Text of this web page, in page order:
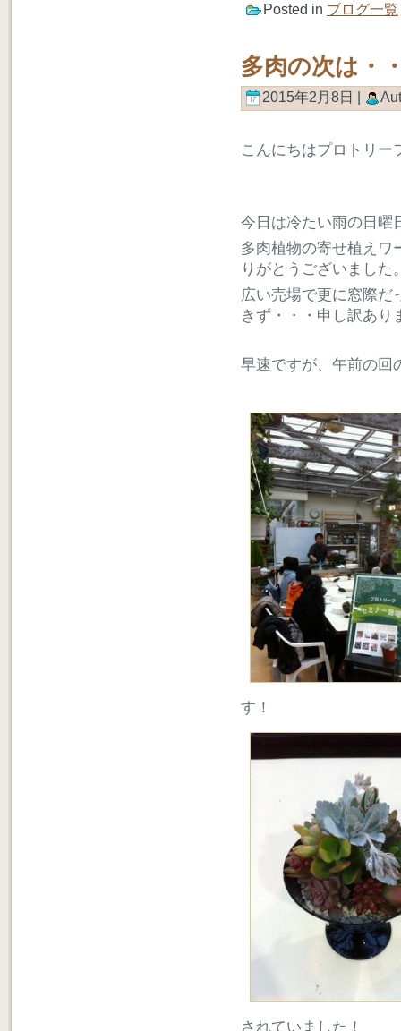
Posted in ブログ一覧
多肉の次は・
2015年2月8日 |
こんにちはプロトリー
今日は冷たい雨の日曜
多肉植物の寄せ植えワ
りがとうございました
広い売場で更に窓際だ
きず・・・申し訳あり
早速ですが、午前の回
す！
されていました！